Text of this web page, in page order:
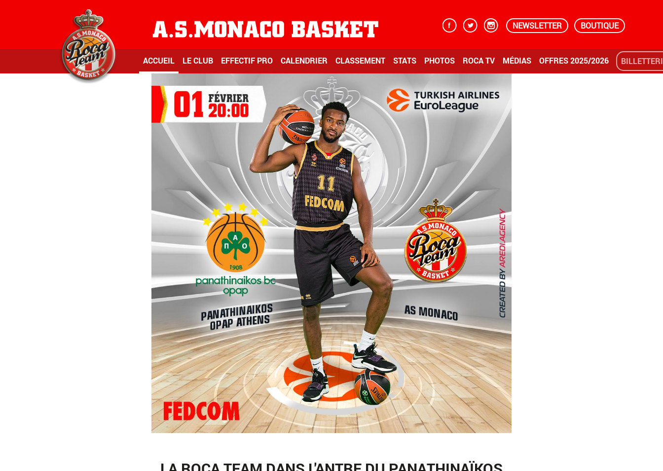
NEWSLETTER BOUTIQUE
ACCUEIL LE CLUB EFFECTIF PRO CALENDRIER CLASSEMENT STATS PHOTOS ROCA TV MÉDIAS OFFRES 2025/2026